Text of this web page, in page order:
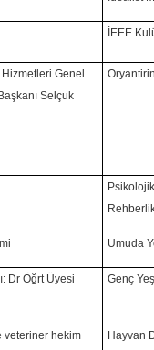
İEEE
Genel
Selçuk
Umuda
Dr Öğrt Üyesi
Genç
veteriner hekim
Hayvan